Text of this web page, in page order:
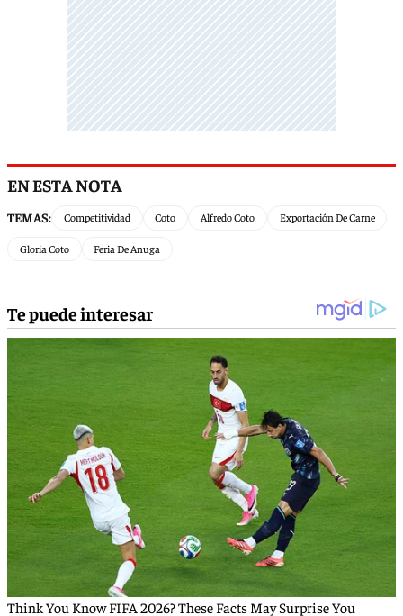
EN ESTA NOTA
TEMAS: Competitividad Coto Alfredo Coto Exportación De Carne
Gloria Coto Feria De Anuga